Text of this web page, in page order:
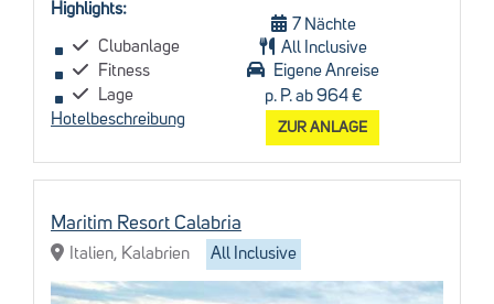
Highlights:
Clubanlage
Fitness
Lage
Hotelbeschreibung
7 Nächte
All Inclusive
Eigene Anreise
p. P. ab 964 €
ZUR ANLAGE
Maritim Resort Calabria
Italien, Kalabrien All Inclusive